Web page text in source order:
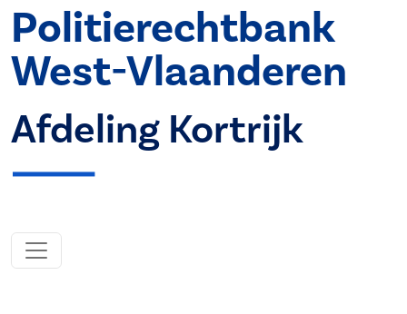
Politierechtbank
West-Vlaanderen
Afdeling Kortrijk